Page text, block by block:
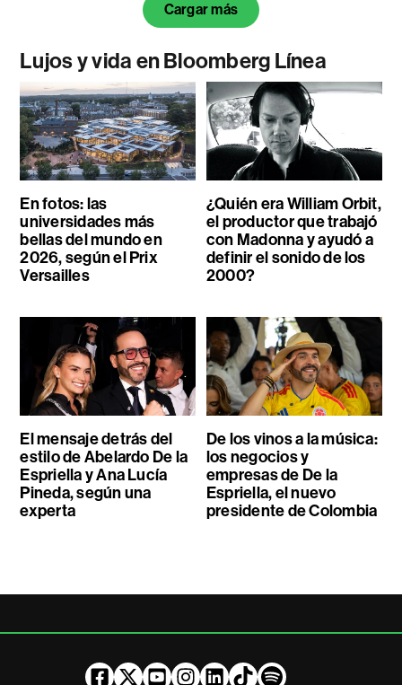
Cargar más
Lujos y vida en Bloomberg Línea
En fotos: las
universidades más
bellas del mundo en
2026, según el Prix
Versailles
¿Quién era William Orbit,
el productor que trabajó
con Madonna y ayudó a
definir el sonido de los
2000?
El mensaje detrás del
estilo de Abelardo De la
Espriella y Ana Lucía
Pineda, según una
experta
De los vinos a la música:
los negocios y
empresas de De la
Espriella, el nuevo
presidente de Colombia